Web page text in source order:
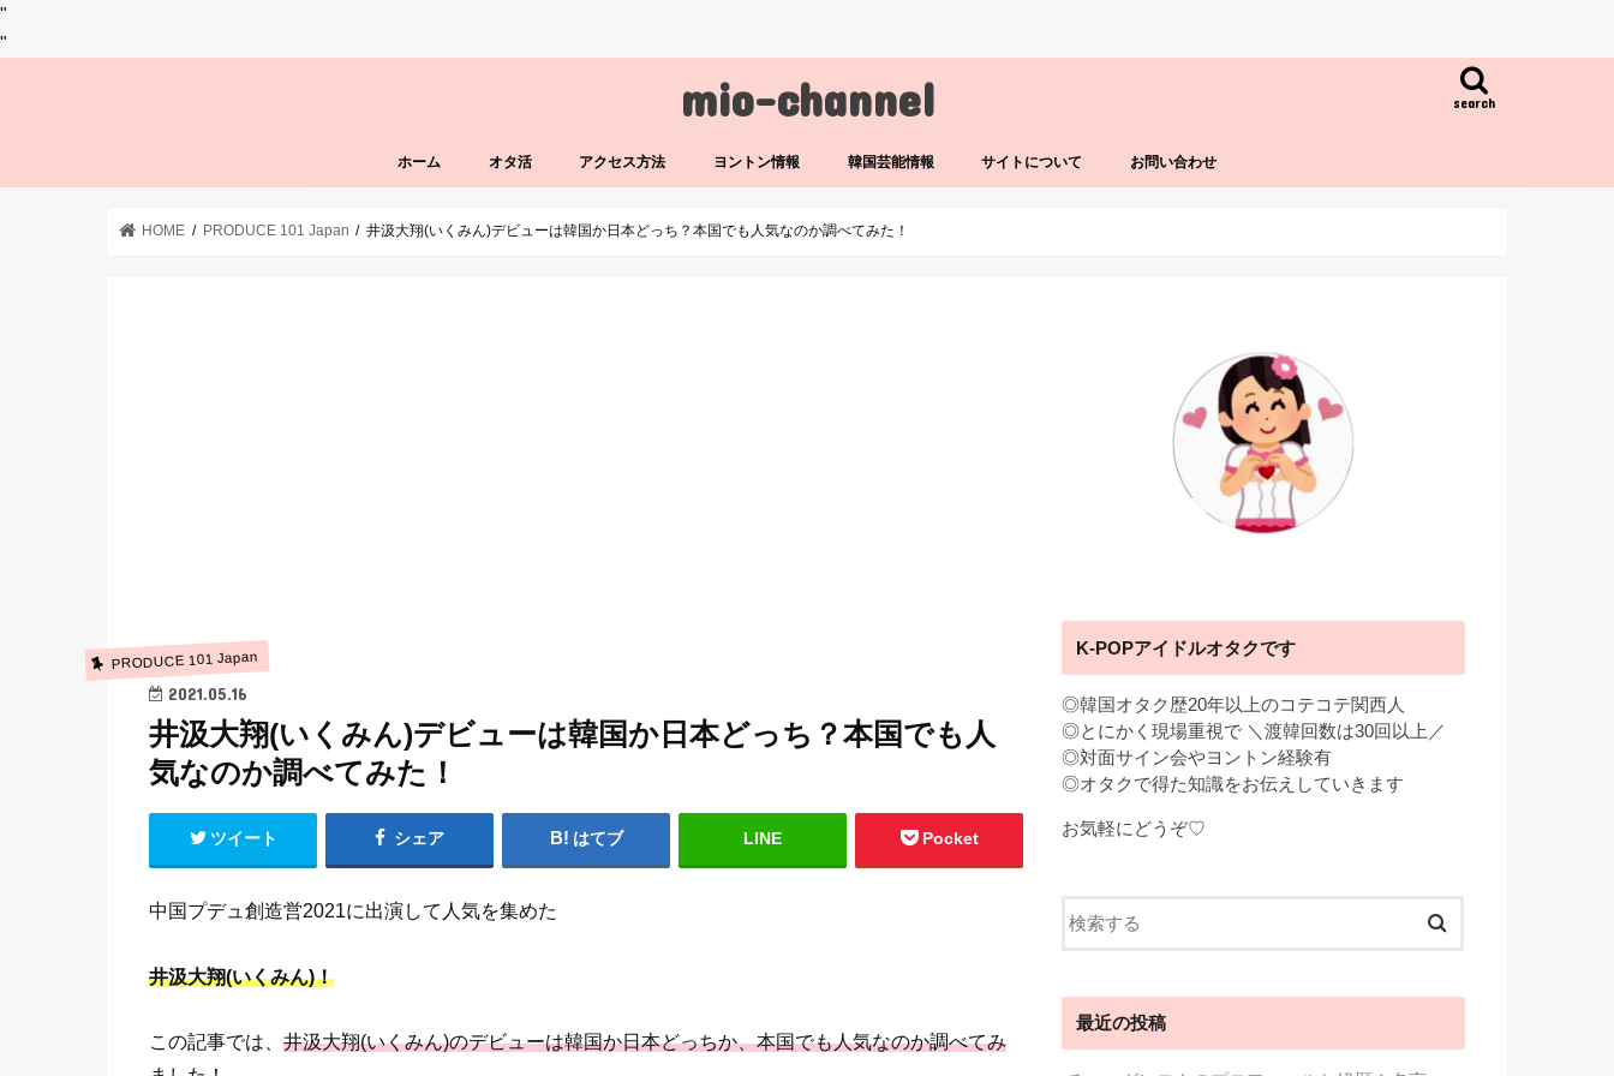
"
"
mio-channel search
ホーム オタ活 アクセス方法 ヨントン情報 韓国芸能情報 サイトについて お問い合わせ
HOME PRODUCE 101 Japan 井汲大翔(いくみん)デビューは韓国か日本どっち？本国でも人気なのか調べてみた！
PRODUCE 101 Japan
2021.05.16
井汲大翔(いくみん)デビューは韓国か日本どっち？本国でも人
気なのか調べてみた！
ツイート シェア はてブ LINE Pocket
中国プデュ創造営2021に出演して人気を集めた
井汲大翔(いくみん)！
この記事では、 井汲大翔(いくみん)のデビューは韓国か日本どっちか、本国でも人気なのか調べてみ
K-POPアイドルオタクです
◎韓国オタク歴20年以上のコテコテ関西人
◎とにかく現場重視で ＼渡韓回数は30回以上／
◎対面サイン会やヨントン経験有
◎オタクで得た知識をお伝えしていきます
お気軽にどうぞ♡
最近の投稿